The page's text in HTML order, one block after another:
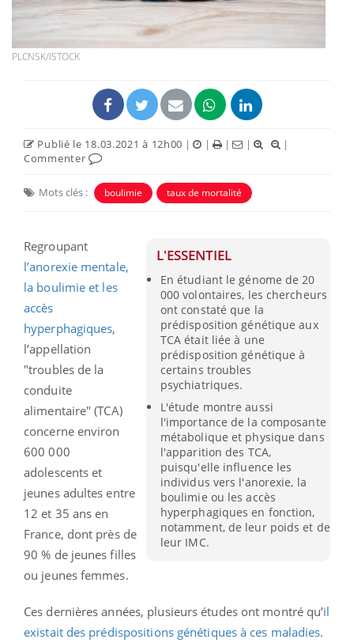
PLCNSK/ISTOCK
Publié le 18.03.2021 à 12h00 | | | |
|
Commenter
Mots clés : boulimie taux de mortalité
L'ESSENTIEL
En étudiant le génome de 20
000 volontaires, les chercheurs
ont constaté que la
prédisposition génétique aux
TCA était liée à une
prédisposition génétique à
certains troubles
psychiatriques.
L'étude montre aussi
l'importance de la composante
métabolique et physique dans
l'apparition des TCA,
puisqu'elle influence les
individus vers l'anorexie, la
boulimie ou les accès
hyperphagiques en fonction,
notamment, de leur poids et de
leur IMC.
Regroupant
l’anorexie mentale,
la boulimie et les
accès
hyperphagiques,
l’appellation
"troubles de la
conduite
alimentaire" (TCA)
concerne environ
600 000
adolescents et
jeunes adultes entre
12 et 35 ans en
France, dont près de
90 % de jeunes filles
ou jeunes femmes.
Ces dernières années, plusieurs études ont montré qu’il
existait des prédispositions génétiques à ces maladies.